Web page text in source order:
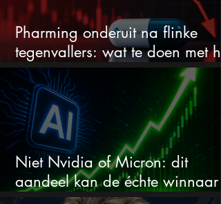
Pharming onderuit na flinke
tegenvallers: wat te doen met
aandeel?
Niet Nvidia of Micron: dit
aandeel kan de échte winnaar